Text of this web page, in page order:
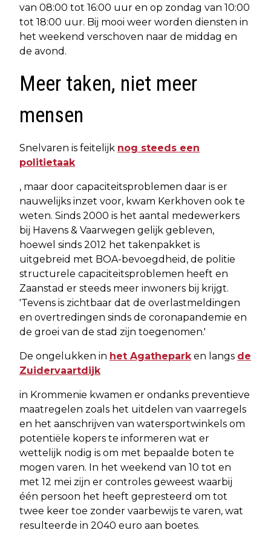
van 08:00 tot 16:00 uur en op zondag van 10:00
tot 18:00 uur. Bij mooi weer worden diensten in
het weekend verschoven naar de middag en
de avond.
Meer taken, niet meer
mensen
Snelvaren is feitelijk nog steeds een
politietaak
, maar door capaciteitsproblemen daar is er
nauwelijks inzet voor, kwam Kerkhoven ook te
weten. Sinds 2000 is het aantal medewerkers
bij Havens & Vaarwegen gelijk gebleven,
hoewel sinds 2012 het takenpakket is
uitgebreid met BOA-bevoegdheid, de politie
structurele capaciteitsproblemen heeft en
Zaanstad er steeds meer inwoners bij krijgt.
'Tevens is zichtbaar dat de overlastmeldingen
en overtredingen sinds de coronapandemie en
de groei van de stad zijn toegenomen.'
De ongelukken in het Agatheparken langs de
Zuidervaartdijk
in Krommenie kwamen er ondanks preventieve
maatregelen zoals het uitdelen van vaarregels
en het aanschrijven van watersportwinkels om
potentiële kopers te informeren wat er
wettelijk nodig is om met bepaalde boten te
mogen varen. In het weekend van 10 tot en
met 12 mei zijn er controles geweest waarbij
één persoon het heeft gepresteerd om tot
twee keer toe zonder vaarbewijs te varen, wat
resulteerde in 2040 euro aan boetes.